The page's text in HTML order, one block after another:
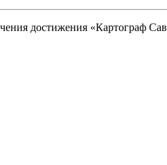
достижения «Картограф